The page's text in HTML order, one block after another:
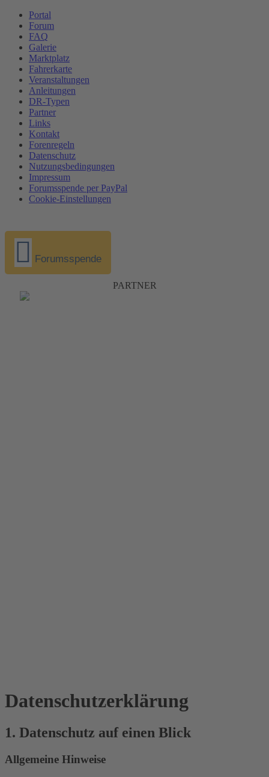
Portal
Forum
FAQ
Galerie
Marktplatz
Fahrerkarte
Veranstaltungen
Anleitungen
DR-Typen
Partner
Links
Kontakt
Forenregeln
Datenschutz
Nutzungsbedingungen
Impressum
Forumsspende per PayPal
Cookie-Einstellungen
Forumsspende
PARTNER
Datenschutz­erklärung
1. Datenschutz auf einen Blick
Allgemeine Hinweise